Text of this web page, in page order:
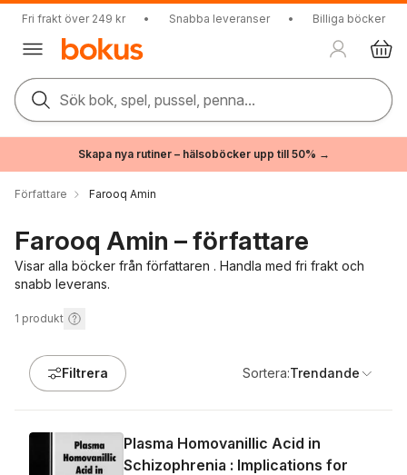
Fri frakt över 249 kr • Snabba leveranser • Billiga böcker
Sök bok, spel, pussel, penna...
Skapa nya rutiner – hälsoböcker upp till 50% →
Författare Farooq Amin
Farooq Amin – författare
Visar alla böcker från författaren . Handla med fri frakt och
snabb leverans.
1 produkt
Filtrera Sortera:Trendande
Plasma Homovanillic Acid in
Schizophrenia : Implications for